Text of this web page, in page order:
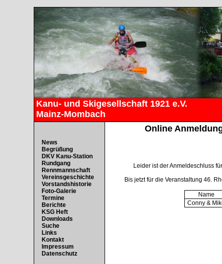
Kanu- und Skigesellschaft 1921 e.V.
Mainz-Mombach
News
Begrüßung
DKV Kanu-Station
Rundgang
Rennmannschaft
Vereinsgeschichte
Vorstandshistorie
Foto-Galerie
Termine
Berichte
KSG Heft
Downloads
Suche
Links
Kontakt
Impressum
Datenschutz
Online
Leider ist der Anmeldeschluss
Bis jetzt für die Veranstaltung 46.
Name
Conny &